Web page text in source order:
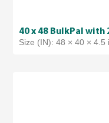
40 x 48 BulkPal with
Size (IN): 48 × 40 × 4.5